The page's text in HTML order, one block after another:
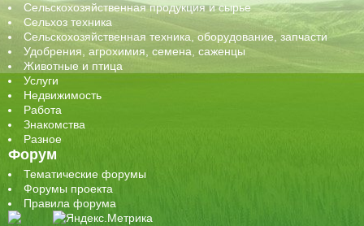
Сельскохозяйственная продукция и сырье
Сельхоз техника
Сельскохозяйственная техника, оборудование, запчасти
Удобрения, агрохимия, семена, саженцы
Животные и птица
Услуги
Недвижимость
Работа
Знакомства
Разное
Форум
Тематические форумы
Форумы проекта
Правила форума